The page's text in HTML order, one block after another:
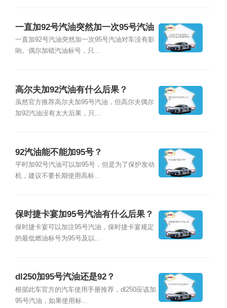
一直加92号汽油突然加一次95号汽油
对车有影响吗？
一直加92号汽油突然加一次95号汽油对车没有影
响。偶尔加错汽油标号，只...
高尔夫加92汽油有什么后果？
虽然官方推荐高尔夫加95号汽油，但高尔夫偶尔
加92汽油没有太大后果，只...
92汽油能不能加95号？
平时加92号汽油可以加95号，但是为了保护发动
机，建议不要长期使用高标...
保时捷卡宴加95号汽油有什么后果？
保时捷卡宴可以加注95号汽油，保时捷卡宴规定
的最低燃油标号为95号及以...
dl250加95号汽油还是92？
根据此车官方的汽车使用手册推荐，dl250应该加
95号汽油，如果使用标...